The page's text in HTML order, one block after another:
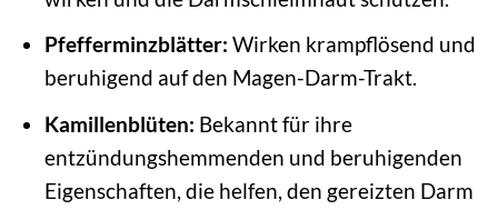
Pfefferminzblätter: Wirken krampflösend und
beruhigend auf den Magen-Darm-Trakt.
Kamillenblüten: Bekannt für ihre
entzündungshemmenden und beruhigenden
Eigenschaften, die helfen, den gereizten Darm